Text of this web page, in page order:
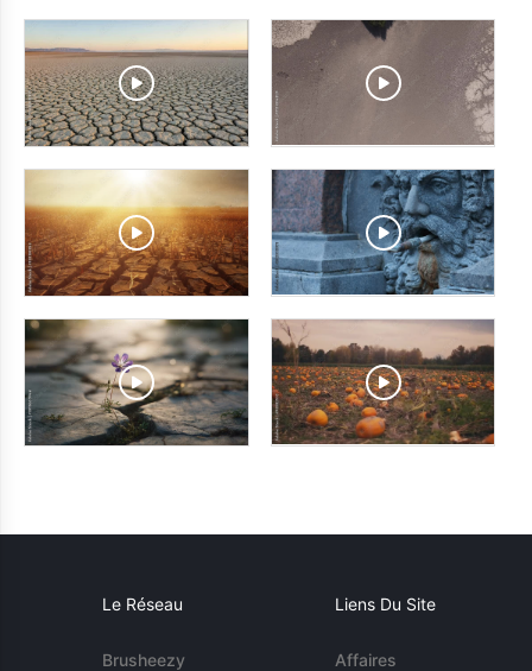
Le Réseau
Brusheezy
Liens Du Site
Affaires